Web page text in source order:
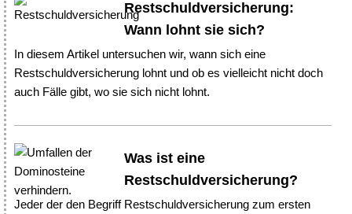
Restschuldversicherung:
Wann lohnt sie sich?
In diesem Artikel untersuchen wir, wann sich eine
Restschuldversicherung lohnt und ob es vielleicht nicht doch
auch Fälle gibt, wo sie sich nicht lohnt.
Was ist eine
Restschuldversicherung?
Jeder der den Begriff Restschuldversicherung zum ersten